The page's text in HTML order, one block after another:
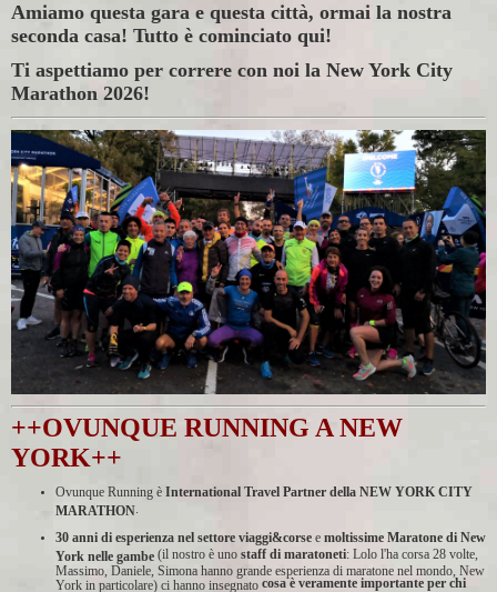
Amiamo questa gara e questa città, ormai la nostra
seconda casa! Tutto è cominciato qui!
Ti aspettiamo per correre con noi la New York City
Marathon 2026!
++OVUNQUE RUNNING A NEW
YORK++
Ovunque Running è International Travel Partner della NEW YORK CITY
MARATHON
30 anni di esperienza nel settore viaggi&corse e moltissime Maratone di New
York nelle gambe (il nostro è uno staff di maratoneti: Lolo l'ha corsa 28 volte,
Massimo, Daniele, Simona hanno grande esperienza di maratone nel mondo, New
York in particolare) ci hanno insegnato cosa è veramente importante per chi